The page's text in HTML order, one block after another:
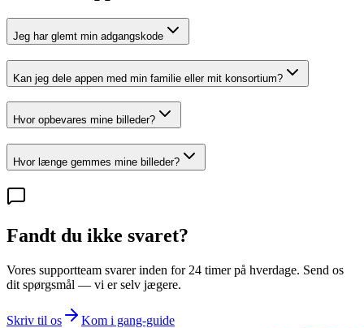
Jeg har glemt min adgangskode
Kan jeg dele appen med min familie eller mit konsortium?
Hvor opbevares mine billeder?
Hvor længe gemmes mine billeder?
Fandt du ikke svaret?
Vores supportteam svarer inden for 24 timer på hverdage. Send os
dit spørgsmål — vi er selv jægere.
Skriv til os Kom i gang-guide